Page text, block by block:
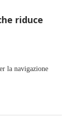
riduce
la navigazione